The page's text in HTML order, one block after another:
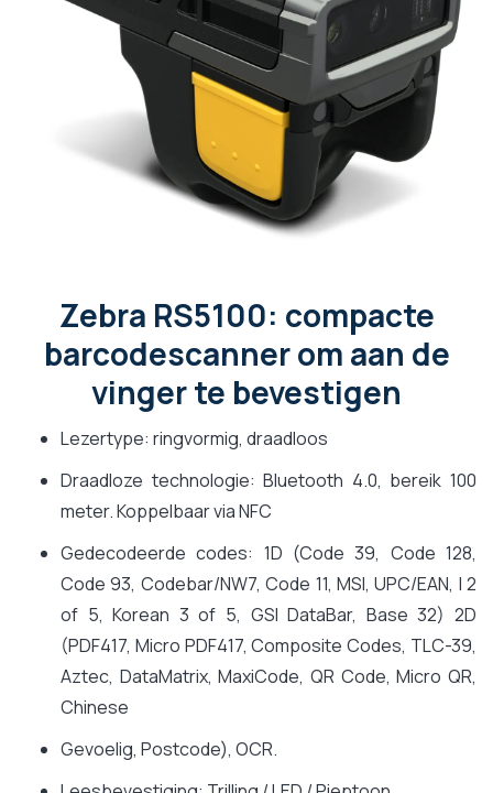
Zebra RS5100: compacte
barcodescanner om aan de
vinger te bevestigen
Lezertype: ringvormig, draadloos
Draadloze technologie: Bluetooth 4.0, bereik 100
meter. Koppelbaar via NFC
Gedecodeerde codes: 1D (Code 39, Code 128,
Code 93, Codebar/NW7, Code 11, MSI, UPC/EAN, I 2
of 5, Korean 3 of 5, GSI DataBar, Base 32) 2D
(PDF417, Micro PDF417, Composite Codes, TLC-39,
Aztec, DataMatrix, MaxiCode, QR Code, Micro QR,
Chinese
Gevoelig, Postcode), OCR.